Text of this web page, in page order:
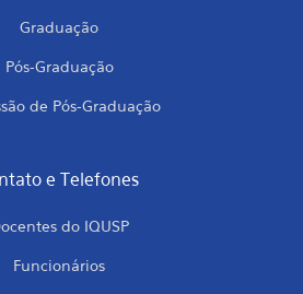
Graduação
Pós-Graduação
de Pós-Graduação
e Telefones
do IQUSP
Funcionários